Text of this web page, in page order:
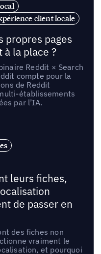
client locale
propres pages
à la place ?
Reddit × Search
compte pour la
de Reddit
établissements
par l’IA.
leurs fiches,
de passer en
des fiches non
vraiment le
et pourquoi